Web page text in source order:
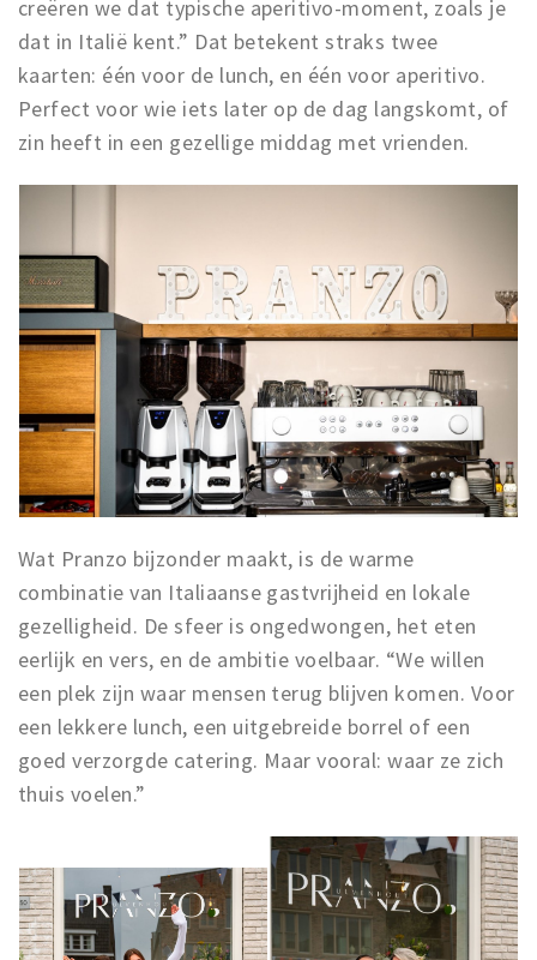
creëren we dat typische aperitivo-moment, zoals je
dat in Italië kent.” Dat betekent straks twee
kaarten: één voor de lunch, en één voor aperitivo.
Perfect voor wie iets later op de dag langskomt, of
zin heeft in een gezellige middag met vrienden.
Wat Pranzo bijzonder maakt, is de warme
combinatie van Italiaanse gastvrijheid en lokale
gezelligheid. De sfeer is ongedwongen, het eten
eerlijk en vers, en de ambitie voelbaar. “We willen
een plek zijn waar mensen terug blijven komen. Voor
een lekkere lunch, een uitgebreide borrel of een
goed verzorgde catering. Maar vooral: waar ze zich
thuis voelen.”